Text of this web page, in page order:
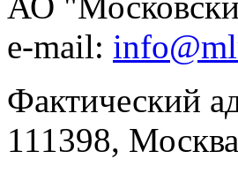
e-mail:
Фактический
111398,